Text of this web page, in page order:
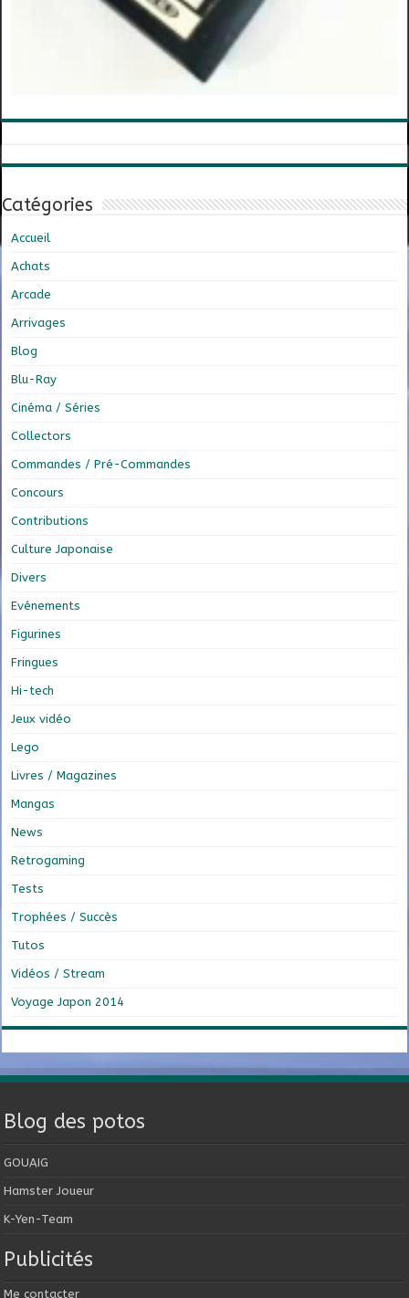
Catégories
Accueil
Achats
Arcade
Arrivages
Blog
Blu-Ray
Cinéma / Séries
Collectors
Commandes / Pré-Commandes
Concours
Contributions
Culture Japonaise
Divers
Evénements
Figurines
Fringues
Hi-tech
Jeux vidéo
Lego
Livres / Magazines
Mangas
News
Retrogaming
Tests
Trophées / Succès
Tutos
Vidéos / Stream
Voyage Japon 2014
Blog des potos
GOUAIG
Hamster Joueur
K-Yen-Team
Publicités
Me contacter